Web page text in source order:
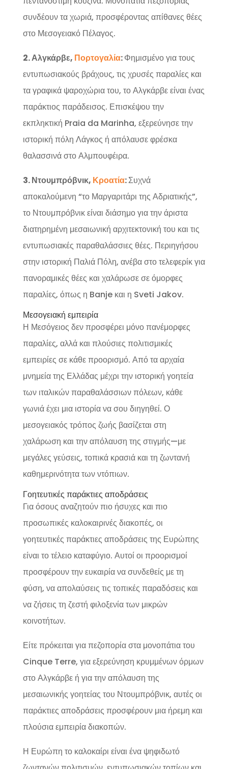
συνδέουν τα χωριά, προσφέροντας απίθανες θέες
στο Μεσογειακό Πέλαγος.
2. Αλγκάρβε, Πορτογαλία:Φημισμένο για τους
εντυπωσιακούς βράχους, τις χρυσές παραλίες και
τα γραφικά ψαροχώρια του, το Αλγκάρβε είναι ένας
παράκτιος παράδεισος. Επισκέψου την
εκπληκτική Praia da Marinha, εξερεύνησε την
ιστορική πόλη Λάγκος ή απόλαυσε φρέσκα
θαλασσινά στο Αλμπουφέιρα.
3. Ντουμπρόβνικ, Κροατία:Συχνά
αποκαλούμενη “το Μαργαριτάρι της Αδριατικής”,
το Ντουμπρόβνικ είναι διάσημο για την άριστα
διατηρημένη μεσαιωνική αρχιτεκτονική του και τις
εντυπωσιακές παραθαλάσσιες θέες. Περιηγήσου
στην ιστορική Παλιά Πόλη, ανέβα στο τελεφερίκ για
πανοραμικές θέες και χαλάρωσε σε όμορφες
παραλίες, όπως η Banje και η Sveti Jakov.
Μεσογειακή εμπειρία
Η Μεσόγειος δεν προσφέρει μόνο πανέμορφες
παραλίες, αλλά και πλούσιες πολιτισμικές
εμπειρίες σε κάθε προορισμό. Από τα αρχαία
μνημεία της Ελλάδας μέχρι την ιστορική γοητεία
των ιταλικών παραθαλάσσιων πόλεων, κάθε
γωνιά έχει μια ιστορία να σου διηγηθεί. Ο
μεσογειακός τρόπος ζωής βασίζεται στη
χαλάρωση και την απόλαυση της στιγμής—με
μεγάλες γεύσεις, τοπικά κρασιά και τη ζωντανή
καθημερινότητα των ντόπιων.
Γοητευτικές παράκτιες αποδράσεις
Για όσους αναζητούν πιο ήσυχες και πιο
προσωπικές καλοκαιρινές διακοπές, οι
γοητευτικές παράκτιες αποδράσεις της Ευρώπης
είναι το τέλειο καταφύγιο. Αυτοί οι προορισμοί
προσφέρουν την ευκαιρία να συνδεθείς με τη
φύση, να απολαύσεις τις τοπικές παραδόσεις και
να ζήσεις τη ζεστή φιλοξενία των μικρών
κοινοτήτων.
Είτε πρόκειται για πεζοπορία στα μονοπάτια του
Cinque Terre, για εξερεύνηση κρυμμένων όρμων
στο Αλγκάρβε ή για την απόλαυση της
μεσαιωνικής γοητείας του Ντουμπρόβνικ, αυτές οι
παράκτιες αποδράσεις προσφέρουν μια ήρεμη και
πλούσια εμπειρία διακοπών.
Η Ευρώπη το καλοκαίρι είναι ένα ψηφιδωτό